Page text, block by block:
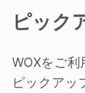
ピック
WOXをご
ピックアッ